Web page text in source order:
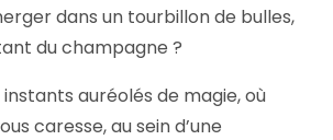
dans un tourbillon de bulles,
du champagne ?
auréolés de magie, où
caresse, au sein d’une